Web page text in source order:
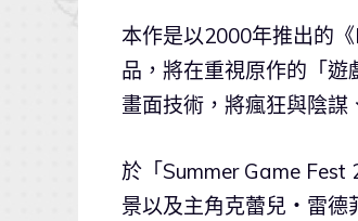
本作是以2000年推出的
品，將在重視原作的「
畫面技術，將瘋狂與陰謀
於「Summer Game
景以及主角克蕾兒・雷德